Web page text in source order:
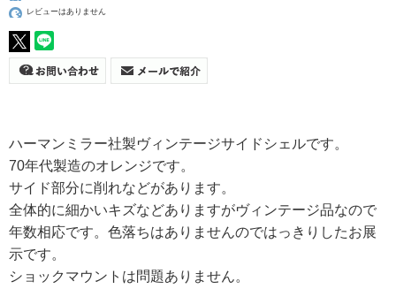
レビューはありません
ハーマンミラー社製ヴィンテージサイドシェルです。
70年代製造のオレンジです。
サイド部分に削れなどがあります。
全体的に細かいキズなどありますがヴィンテージ品なので
年数相応です。色落ちはありませんのではっきりしたお展
示です。
ショックマウントは問題ありません。